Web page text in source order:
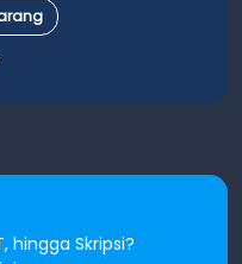
hingga Skripsi?